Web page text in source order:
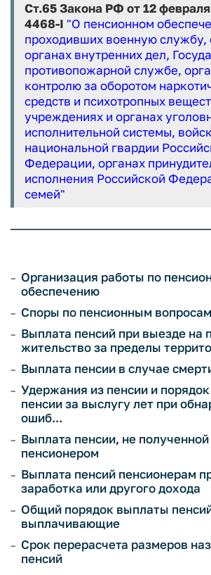
Ст.65 Закона РФ от 12 февраля
4468-I "О пенсионном
проходивших военную службу,
органах внутренних дел,
противопожарной службе,
контролю за оборотом
средств и психотропных
учреждениях и органах
исполнительной системы,
национальной гвардии
Федерации, органах
исполнения Российской
семей"
Организация работы по
обеспечению
Споры по пенсионным вопросам
Выплата пенсий при выезде на
жительство за пределы
Выплата пенсии в случае
Удержания из пенсии и
пенсии за выслугу лет при
ошиб...
Выплата пенсии, не
пенсионером
Выплата пенсий пенсионерам
заработка или другого дохода
Общий порядок выплаты
выплачивающие
Срок перерасчета размеров
пенсий